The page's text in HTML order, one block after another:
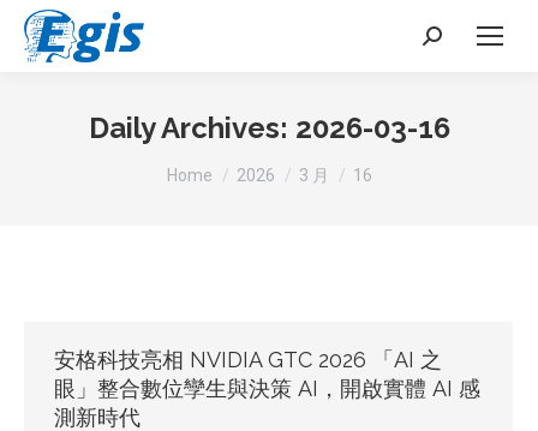
Search:
Daily Archives: 2026-03-16
You are here:
Home 2026 3 月 16
安格科技亮相 NVIDIA GTC 2026 「AI 之
眼」整合數位孿生與決策 AI，開啟實體 AI 感
測新時代